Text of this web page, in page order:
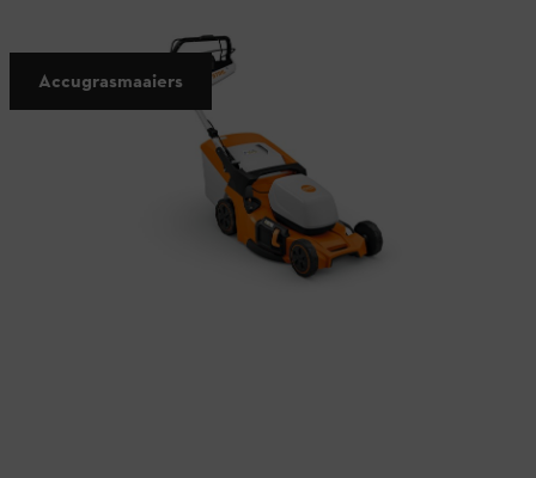
Snoerloos, stil en milieuvriendelijk
Accugrasmaaiers